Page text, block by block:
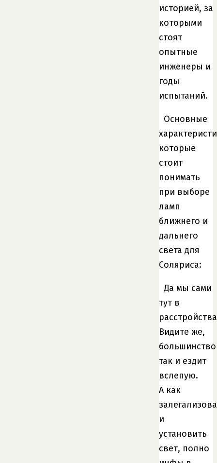
историей, за
которыми
стоят
опытные
инженеры и
годы
испытаний.
Основные
которые
стоит
понимать
при выборе
ламп
ближнего и
дальнего
света для
Соляриса:
Да мы сами
тут в
Видите же,
большинство
так и ездит
вслепую.
А как
и
установить
свет, полно